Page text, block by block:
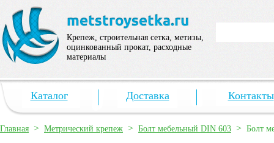
Крепеж, строительная сетка, метизы,
оцинкованный прокат, расходные
материалы
Каталог Доставка Контакты
Главная > Метрический крепеж > Болт мебельный DIN 603 > Болт